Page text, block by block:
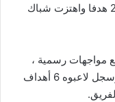
مرات أمام الفرق القطرية، وسجل لاعبوه 21 هدفا واهتزت شباك
مواجهات رسمية ،
حقق الفوز مرة وتعادل مرة وخسر مرتين، وسجل لاعبوه 6 أهداف